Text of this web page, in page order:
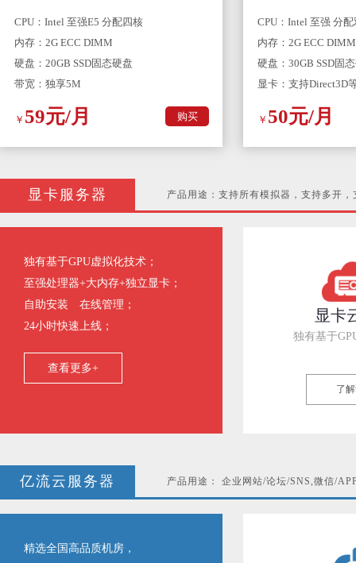
CPU：Intel 至强E5 分配四核
内存：2G ECC DIMM
硬盘：20GB SSD固态硬盘
带宽：独享5M
￥ 59元/月 购买
CPU：Intel 至强 分
内存：2G ECC DIMM
硬盘：30GB SSD固
显卡：支持Direct3D
￥ 50元/月
显卡服务器 产品用途：支持所有模拟器，支持多开
独有基于GPU虚拟化技术；
至强处理器+大内存+独立显卡；
自助安装 在线管理；
24小时快速上线；
查看更多+
显卡
独有基于
了
亿流云服务器 产品用途： 企业网站/论坛/SNS,微信/
精选全国高品质机房，